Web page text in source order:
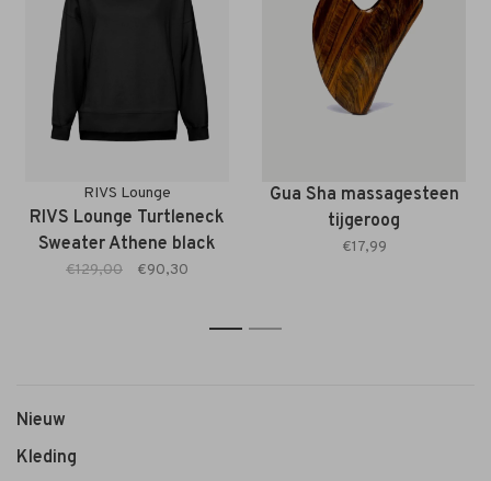
RIVS Lounge
RIVS Lounge Turtleneck
Sweater Athene black
€129,00 €90,30
Gua Sha massagesteen
tijgeroog
€17,99
1 2
Nieuw
Kleding